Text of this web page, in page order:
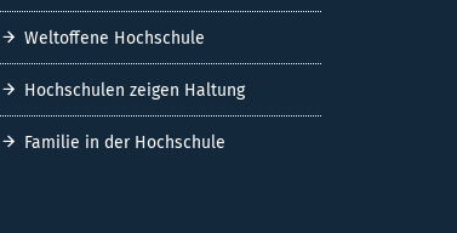
Weltoffene Hochschule
Hochschulen zeigen Haltung
Familie in der Hochschule